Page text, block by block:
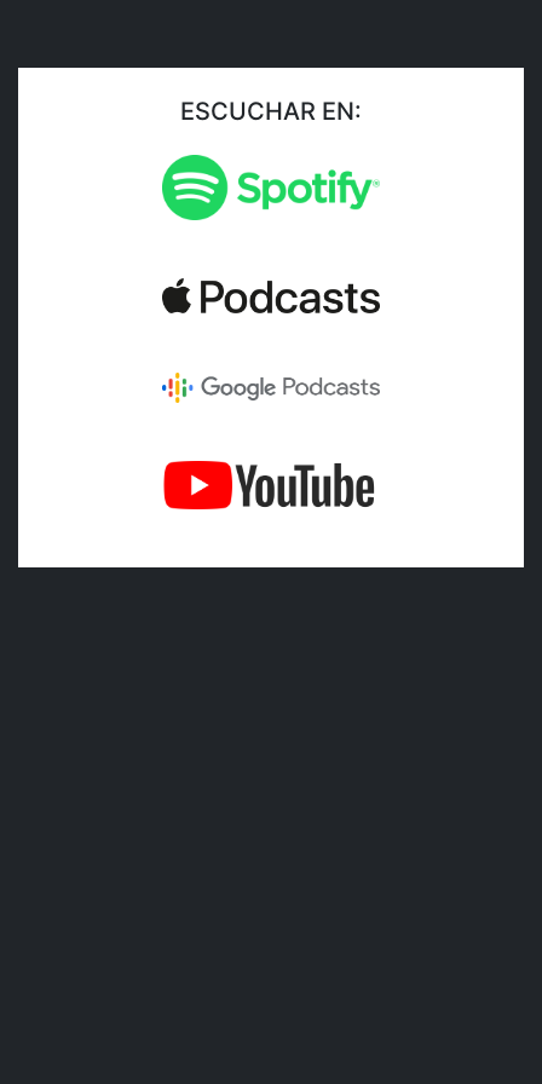
ESCUCHAR EN: